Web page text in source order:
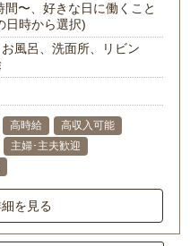
〜、好きな日に働くこと
日時から選択)
風呂、洗面所、リビン
高時給
高収入可能
主婦･主夫歓迎
を見る